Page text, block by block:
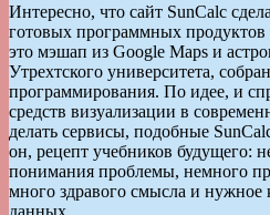
Интересно, что сайт SunCalc
готовых программных
это мэшап из Google Maps и
Утрехтского университета,
программирования. По идее, и
средств визуализации в
делать сервисы, подобные
он, рецепт учебников будущего:
понимания проблемы, немного
много здравого смысла и нужное
данных.